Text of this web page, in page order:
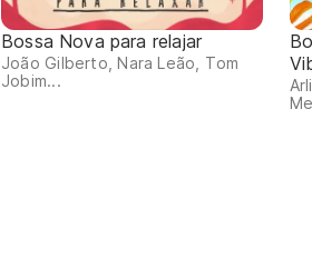
Bossa Nova para relajar
João Gilberto, Nara Leão, Tom
Jobim...